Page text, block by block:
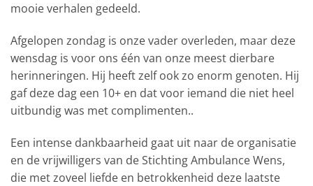
mooie verhalen gedeeld.
Afgelopen zondag is onze vader overleden, maar deze
wensdag is voor ons één van onze meest dierbare
herinneringen. Hij heeft zelf ook zo enorm genoten. Hij
gaf deze dag een 10+ en dat voor iemand die niet heel
uitbundig was met complimenten..
Een intense dankbaarheid gaat uit naar de organisatie
en de vrijwilligers van de Stichting Ambulance Wens,
die met zoveel liefde en betrokkenheid deze laatste